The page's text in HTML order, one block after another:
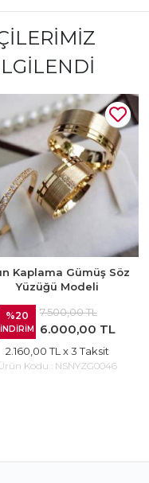
Kaplama Gümüş Söz
Yüzüğü Modeli
%20
İNDİRİM
7.500,00 TL
6.000,00 TL
2.160,00 TL x 3 Taksit
Kodu : NSNYZG0046